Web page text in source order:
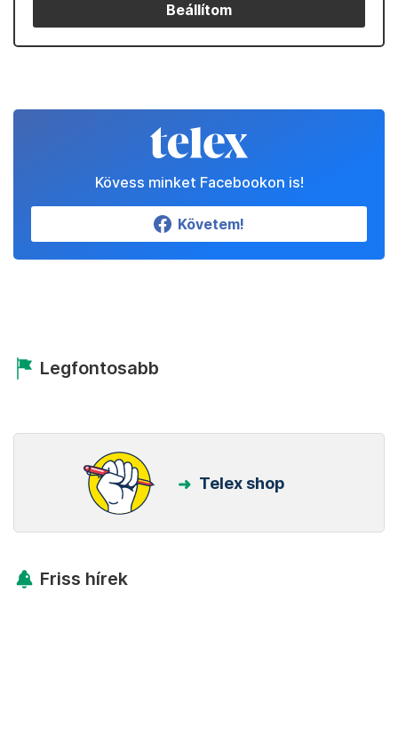
Beállítom
Kövess minket Facebookon is!
Követem!
Legfontosabb
Telex shop
Friss hírek